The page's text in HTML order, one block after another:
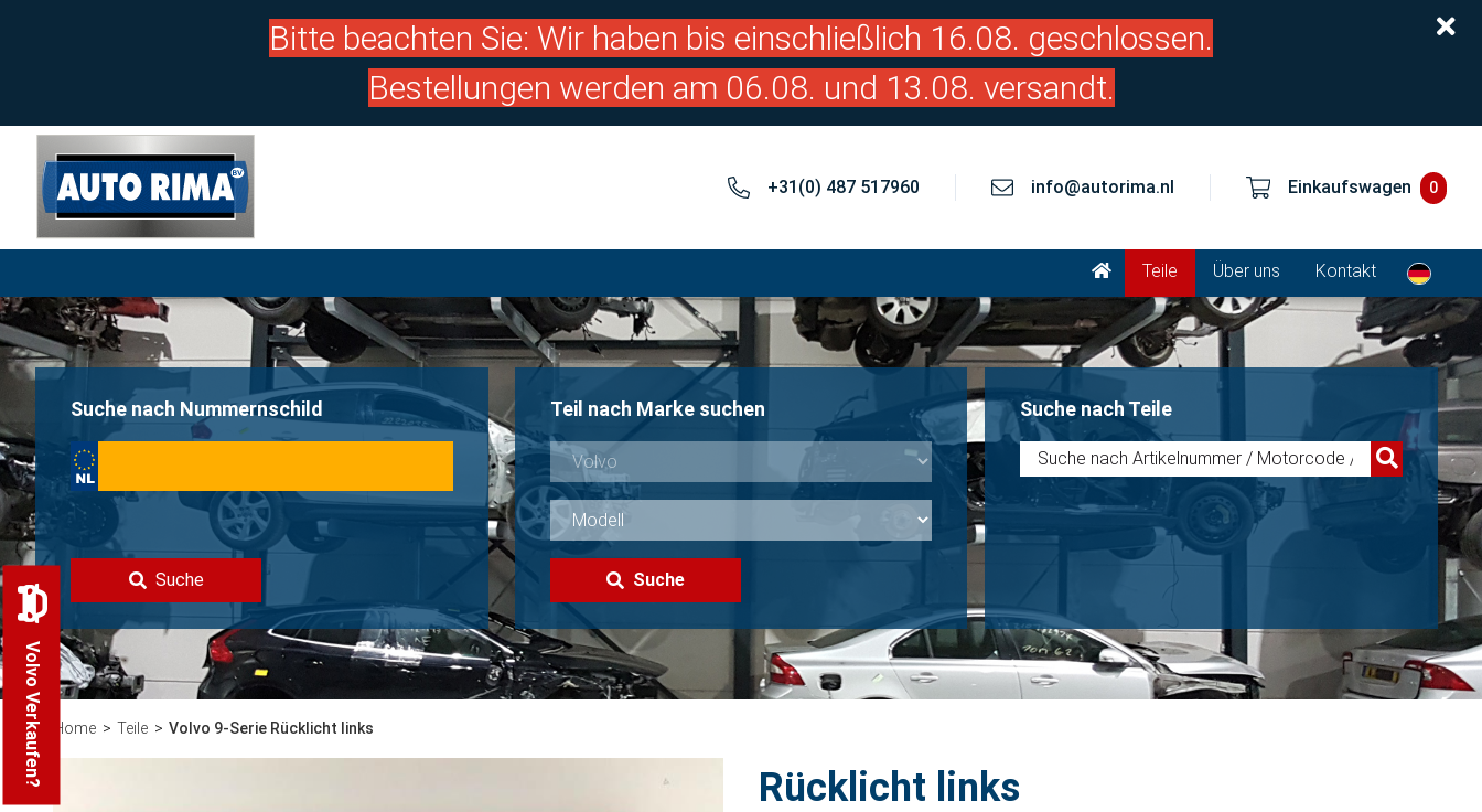
Bitte beachten Sie: Wir haben bis einschließlich 16.08. geschlossen.
Bestellungen werden am 06.08. und 13.08. versandt.
+31(0) 487 517960 info@autorima.nl Einkaufswagen 0
Teile Über uns Kontakt
Suche nach Nummernschild
Suche
Teil nach Marke suchen
Suche
Suche nach Teile
Home Teile Volvo 9-Serie Rücklicht links
Rücklicht links
Volvo Verkaufen?